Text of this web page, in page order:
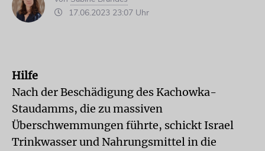
17.06.2023 23:07 Uhr
Hilfe
Nach der Beschädigung des Kachowka-
Staudamms, die zu massiven
Überschwemmungen führte, schickt Israel
Trinkwasser und Nahrungsmittel in die